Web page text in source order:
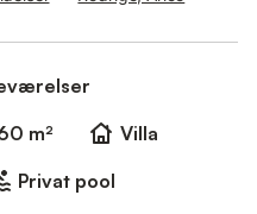
m²
Villa
Privat pool